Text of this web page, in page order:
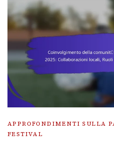
APPROFONDIMENTI SULLA
FESTIVAL